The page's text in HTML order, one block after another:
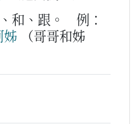
和、跟。
例：
姊
（哥哥和姊